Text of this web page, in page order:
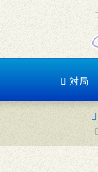
対局